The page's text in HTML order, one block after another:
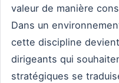
valeur de manière
Dans un
cette discipline
dirigeants qui
stratégiques se